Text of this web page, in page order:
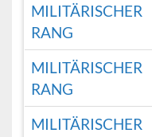
MILITÄRISCHER
RANG
MILITÄRISCHER
RANG
MILITÄRISCHER